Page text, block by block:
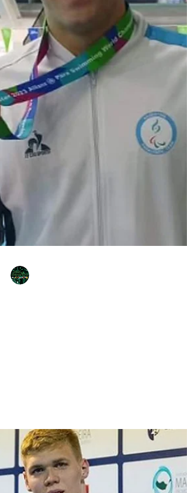
Primera medalla en Manchester
para Basiloff
El Neuquino se quedó con el bronce en los